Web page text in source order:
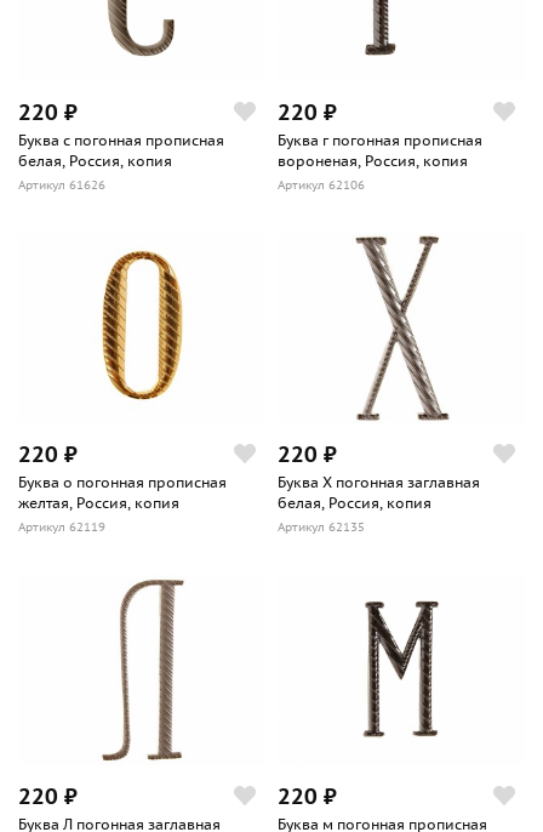
220 ₽
Буква с погонная прописная
белая, Россия, копия
Артикул 61626
220 ₽
Буква г погонная прописная
вороненая, Россия, копия
Артикул 62106
220 ₽
Буква о погонная прописная
желтая, Россия, копия
Артикул 62119
220 ₽
Буква Х погонная заглавная
белая, Россия, копия
Артикул 62135
220 ₽
Буква Л погонная заглавная
220 ₽
Буква м погонная прописная